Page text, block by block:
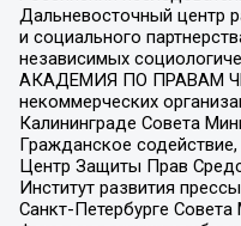
Дальневосточный центр
и социального
независимых
АКАДЕМИЯ ПО ПРАВАМ
некоммерческих
Калининграде Совета
Гражданское
Центр Защиты Прав
Институт развития
Санкт-Петербурге